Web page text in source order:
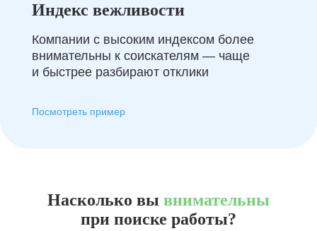
Индекс вежливости
Компании с высоким индексом более
внимательны к соискателям — чаще
и быстрее разбирают отклики
Посмотреть пример
Насколько вы внимательны
при поиске работы?